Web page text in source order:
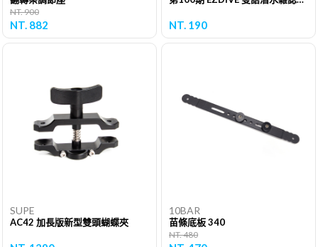
NT. 900
NT. 882 NT. 190
SUPE
AC42 加長版新型雙頭蝴蝶夾
10BAR
苗條底板 340
NT. 480